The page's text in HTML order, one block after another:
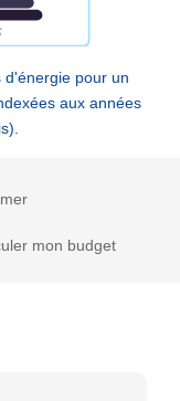
d'énergie pour un
aux années
mon budget